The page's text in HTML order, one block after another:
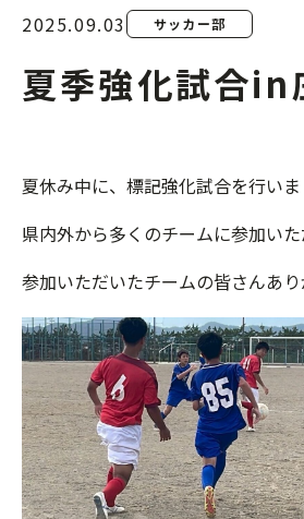
2025.09.03 サッカー部
夏季強化試合in
夏休み中に、標記強化試合を行いま
県内外から多くのチームに参加い
参加いただいたチームの皆さんあ